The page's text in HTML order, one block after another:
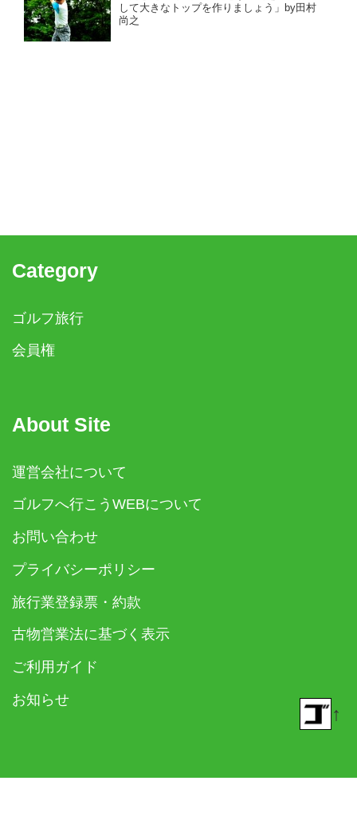
して大きなトップを作りましょう」by田村
尚之
Category
ゴルフ旅行
会員権
About Site
運営会社について
ゴルフへ行こうWEBについて
お問い合わせ
プライバシーポリシー
旅行業登録票・約款
古物営業法に基づく表示
ご利用ガイド
お知らせ
↑